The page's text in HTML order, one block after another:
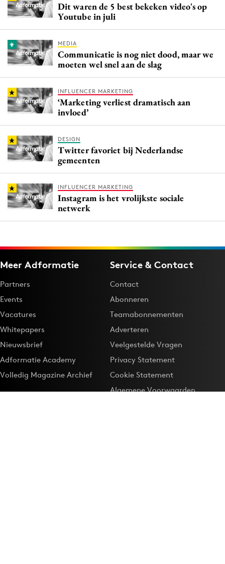
Dit waren de 5 best bekeken video's op
Youtube in juli
MEDIA
Communicatie is nog niet dood, maar we
moeten wel snel aan de slag
INFLUENCER MARKETING
‘Marketing verliest dramatisch aan
invloed’
DESIGN
Twitter favoriet bij Nederlandse
gemeenten
INFLUENCER MARKETING
Instagram is het vrolijkste sociale
netwerk
Meer Adformatie
Partners
Events
Vacatures
Whitepapers
Nieuwsbrief
Adformatie Academy
Volledig Magazine Archief
Service & Contact
Contact
Abonneren
Teamabonnementen
Adverteren
Veelgestelde Vragen
Privacy Statement
Cookie Statement
Algemene Voorwaarden